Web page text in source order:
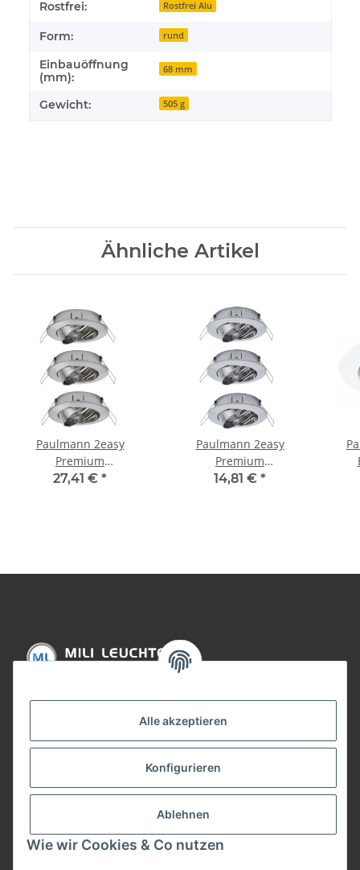
Alle akzeptieren
Konfigurieren
Ablehnen
Wie wir Cookies & Co nutzen
Rostfrei: Rostfrei Alu
Form: rund
Einbauöffnung
(mm):
68 mm
Gewicht: 505 g
Ähnliche Artikel
Paulmann 2easy
Premium
Einbauleuchten 3er
27,41 € *
Paulmann 2easy
Premium
Einbauleuchten 3er
14,81 € *
Gesetzliche Informationen
Bezahlung